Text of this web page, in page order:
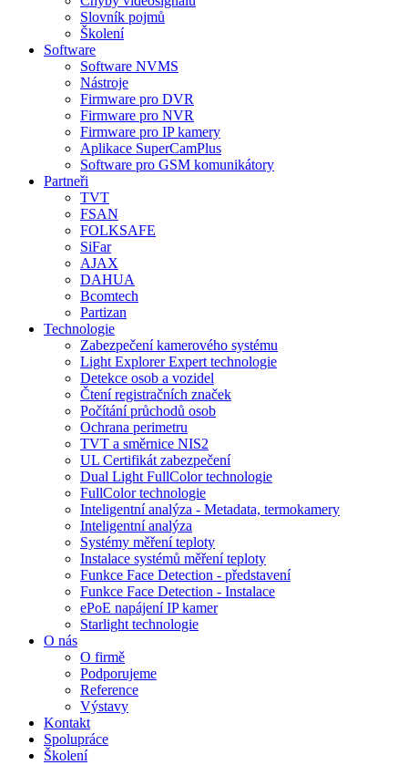
Slovník pojmů
Školení
Software
Software NVMS
Nástroje
Firmware pro DVR
Firmware pro NVR
Firmware pro IP kamery
Aplikace SuperCamPlus
Software pro GSM komunikátory
Partneři
TVT
FSAN
FOLKSAFE
SiFar
AJAX
DAHUA
Bcomtech
Partizan
Technologie
Zabezpečení kamerového systému
Light Explorer Expert technologie
Detekce osob a vozidel
Čtení registračních značek
Počítání průchodů osob
Ochrana perimetru
TVT a směrnice NIS2
UL Certifikát zabezpečení
Dual Light FullColor technologie
FullColor technologie
Inteligentní analýza - Metadata, termokamery
Inteligentní analýza
Systémy měření teploty
Instalace systémů měření teploty
Funkce Face Detection - představení
Funkce Face Detection - Instalace
ePoE napájení IP kamer
Starlight technologie
O nás
O firmě
Podporujeme
Reference
Výstavy
Kontakt
Spolupráce
Školení